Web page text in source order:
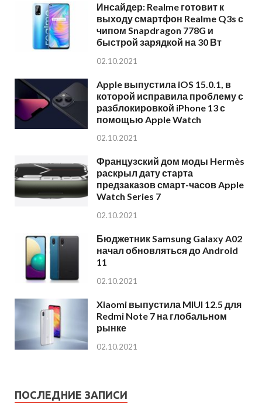
Инсайдер: Realme готовит к
выходу смартфон Realme Q3s с
чипом Snapdragon 778G и
быстрой зарядкой на 30 Вт
02.10.2021
Apple выпустила iOS 15.0.1, в
которой исправила проблему с
разблокировкой iPhone 13 с
помощью Apple Watch
02.10.2021
Французский дом моды Hermès
раскрыл дату старта
предзаказов смарт-часов Apple
Watch Series 7
02.10.2021
Бюджетник Samsung Galaxy A02
начал обновляться до Android
11
02.10.2021
Xiaomi выпустила MIUI 12.5 для
Redmi Note 7 на глобальном
рынке
02.10.2021
ПОСЛЕДНИЕ ЗАПИСИ